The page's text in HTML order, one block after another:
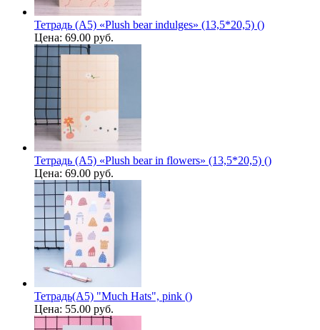
Тетрадь (A5) «Plush bear indulges» (13,5*20,5) ()
Цена: 69.00 руб.
Тетрадь (A5) «Plush bear in flowers» (13,5*20,5) ()
Цена: 69.00 руб.
Тетрадь(A5) "Much Hats", pink ()
Цена: 55.00 руб.